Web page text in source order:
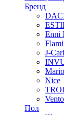
Бренд
Enni
J-
Nice
Vento
Пол